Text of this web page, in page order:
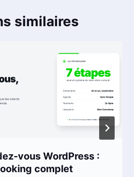
similaires
vous WordPress :
complet